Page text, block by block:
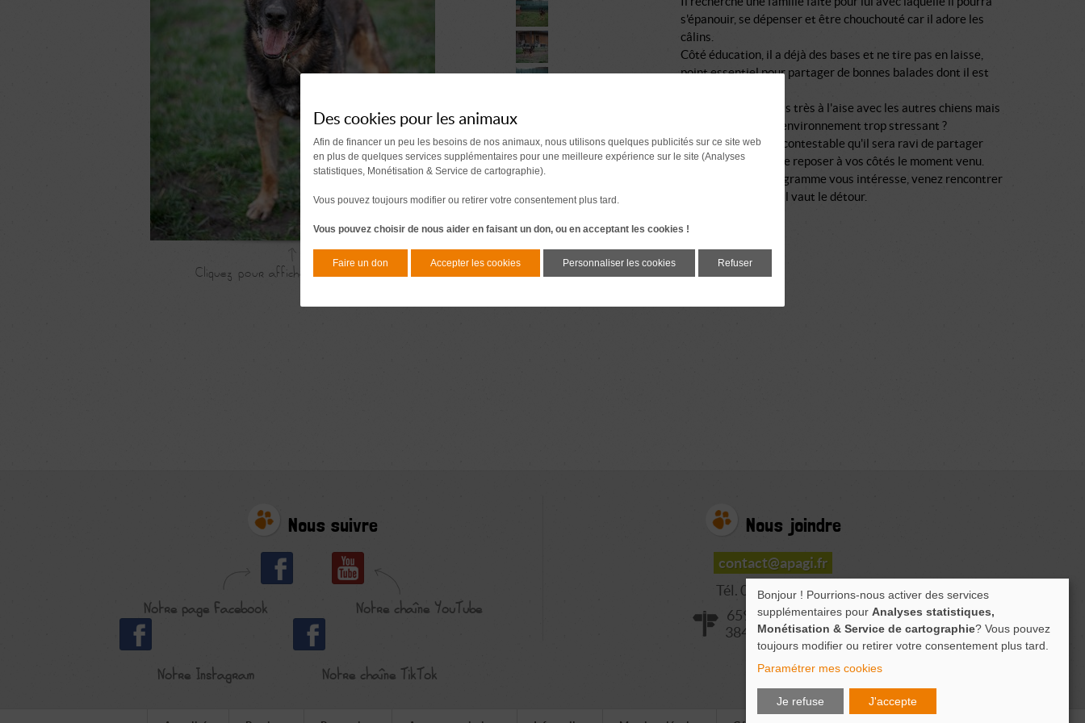
s'épanouir, se dépenser et être chouchouté car il adore les
câlins.
Côté éducation, il a déjà des bases et ne tire pas en laisse,
point essentiel pour partager de bonnes balades dont il est
Au refuge, il n'est pas très à l'aise avec les autres chiens mais
sans doute est-ce l'environnement trop stressant ?
En tout cas, il est incontestable qu'il sera ravi de partager
votre quotidien et se reposer à vos côtés le moment venu.
Alors si ce beau programme vous intéresse, venez rencontrer
ce loulou touchant, il vaut le détour.
Nous suivre
Notre page Facebook Notre chaîne YouTube
Notre Instagram Notre chaîne TikTok
Nous joindre
contact@apagi.fr
Tél. 04 76 77 20 06
659 Route de L'Isère
38420 LE VERSOUD
Des cookies pour les animaux
Afin de financer un peu les besoins de nos animaux, nous utilisons quelques publicités sur ce site web
en plus de quelques services supplémentaires pour une meilleure expérience sur le site (Analyses
statistiques, Monétisation & Service de cartographie).
Vous pouvez toujours modifier ou retirer votre consentement plus tard.
Vous pouvez choisir de nous aider en faisant un don, ou en acceptant les cookies !
Faire un don Accepter les cookies Personnaliser les cookies Refuser
Bonjour ! Pourrions-nous activer des services
supplémentaires pour Analyses statistiques,
Monétisation & Service de cartographie? Vous pouvez
toujours modifier ou retirer votre consentement plus tard.
Paramétrer mes cookies
Je refuse J'accepte